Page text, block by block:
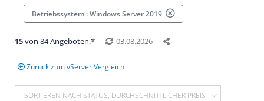
Betriebssystem : Windows Server 2019
15von 84 Angeboten.* 03.08.2026
Zurück zum vServer Vergleich
SORTIEREN NACH STATUS, DURCHSCHNITTLICHER PREIS